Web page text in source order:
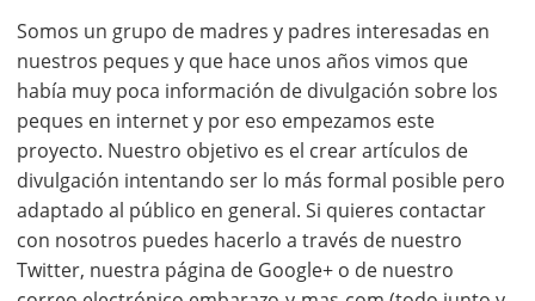
Somos un grupo de madres y padres interesadas en
nuestros peques y que hace unos años vimos que
había muy poca información de divulgación sobre los
peques en internet y por eso empezamos este
proyecto. Nuestro objetivo es el crear artículos de
divulgación intentando ser lo más formal posible pero
adaptado al público en general. Si quieres contactar
con nosotros puedes hacerlo a través de nuestro
Twitter, nuestra página de Google+ o de nuestro